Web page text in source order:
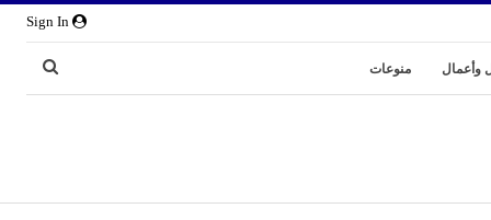
وأعمال منوعات